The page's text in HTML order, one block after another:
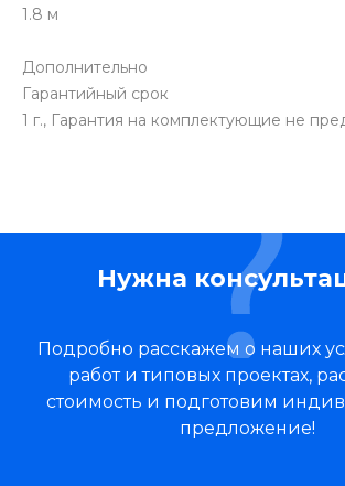
1.8 м
Дополнительно
Гарантийный срок
1 г., Гарантия на комплектующие не
Нужна
Подробно расскажем о наших
работ и типовых проектах,
стоимость и подготовим
предложение!